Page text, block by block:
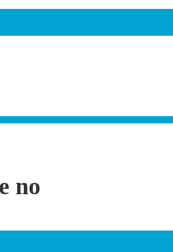
no